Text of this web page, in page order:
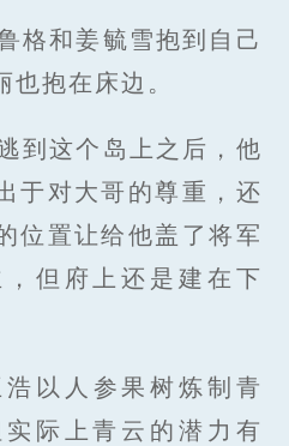
格和姜毓雪抱到自己
也抱在床边。
到这个岛上之后，他
于对大哥的尊重，还
位置让给他盖了将军
但府上还是建在下
以人参果树炼制青
际上青云的潜力有